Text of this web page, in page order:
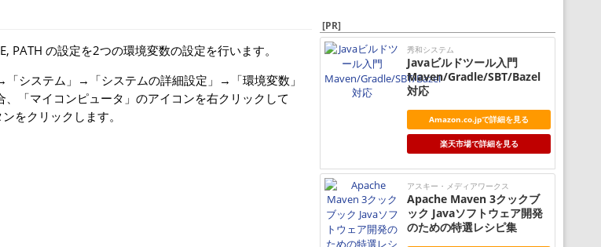
の設定を2つの環境変数の設定を行います。
システム」→「システムの詳細設定」→「環境変数」
「マイコンピュータ」のアイコンを右クリックして
をクリックします。
[PR]
秀和システム
Javaビルドツール入門
Maven/Gradle/SBT/Bazel
対応
Amazon.co.jpで詳細を見る
楽天市場で詳細を見る
アスキー・メディアワークス
Apache Maven 3クックブ
ック Javaソフトウェア開発
のための特選レシピ集